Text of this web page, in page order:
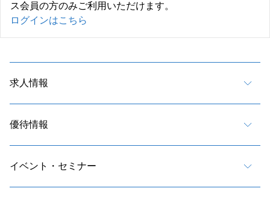
ス会員の方のみご利用いただけます。
ログインはこちら
求人情報
優待情報
イベント・セミナー